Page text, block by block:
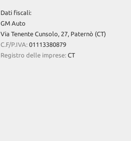
Dati fiscali:
GM Auto
Via Tenente Cunsolo, 27, Paternò (CT)
C.F/P.IVA: 01113380879
Registro delle imprese: CT